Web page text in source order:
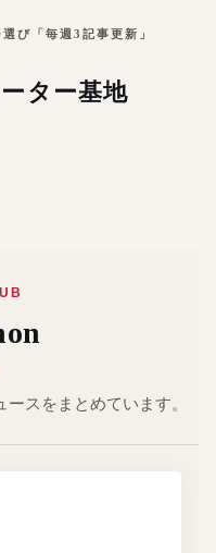
び「毎週3記事更新」
ター基地
スをまとめています。